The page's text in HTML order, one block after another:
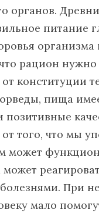
органов.
питание
организма
рацион нужно
конституции
пища
позитивные
того, что мы
может
При
мало